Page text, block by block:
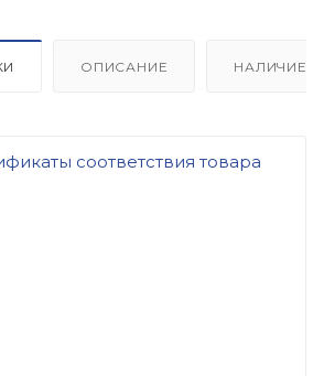
ОПИСАНИЕ НАЛИЧИЕ
соответствия товара